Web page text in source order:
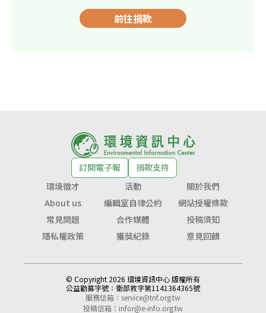
前往捐款
訂閱電子報
捐款支持
環境徵才
活動
關於我們
About us
編輯室自律公約
網站授權條款
常見問題
合作媒體
投稿須知
隱私權政策
獲獎紀錄 意見回饋
© Copyright 2026 環境資訊中心 版權所有
公益勸募字號： 衛部救字第1141364365號
服務信箱： service@tnf.org.tw
投稿信箱： infor@e-info.org.tw